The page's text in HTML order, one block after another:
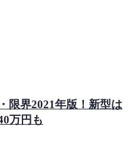
限界2021年版！新型は
万円も